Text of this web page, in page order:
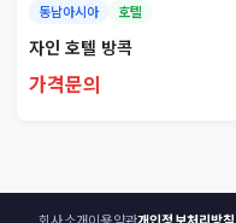
동남아시아 호텔
자인 호텔 방콕
가격문의